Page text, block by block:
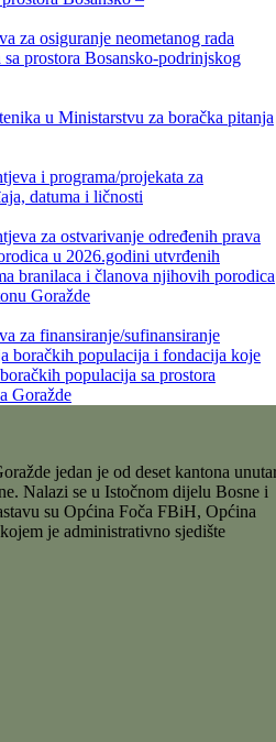
projekata i aktivnosti
fondacija koje doprinose poboljšanju
Bosansko –
za osiguranje neometanog rada
prostora Bosansko-podrinjskog
u Ministarstvu za boračka pitanja
i programa/projekata za
datuma i ličnosti
za ostvarivanje određenih prava
u 2026.godini utvrđenih
branilaca i članova njihovih porodica
Goražde
za finansiranje/sufinansiranje